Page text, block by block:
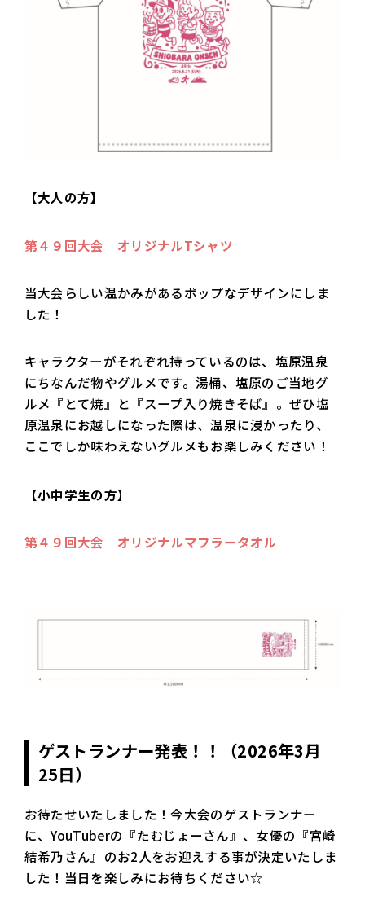
【大人の方】
第４９回大会 オリジナルTシャツ
当大会らしい温かみがあるポップなデザインにしま
した！
キャラクターがそれぞれ持っているのは、塩原温泉
にちなんだ物やグルメです。湯桶、塩原のご当地グ
ルメ『とて焼』と『スープ入り焼きそば』。ぜひ塩
原温泉にお越しになった際は、温泉に浸かったり、
ここでしか味わえないグルメもお楽しみください！
【小中学生の方】
第４９回大会 オリジナルマフラータオル
ゲストランナー発表！！（2026年3月
25日）
お待たせいたしました！今大会のゲストランナー
に、YouTuberの『たむじょーさん』、女優の『宮崎
結希乃さん』のお2人をお迎えする事が決定いたしま
した！当日を楽しみにお待ちください☆